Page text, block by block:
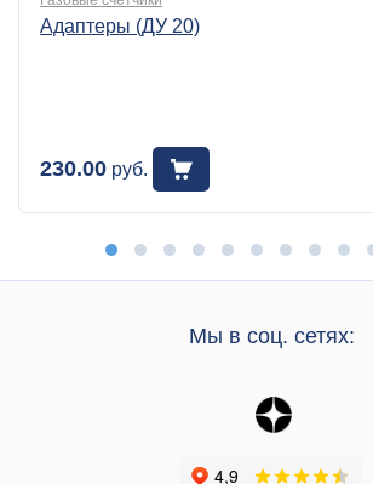
Адаптеры (ДУ 20)
230.00 руб.
Мы в соц. сетях: